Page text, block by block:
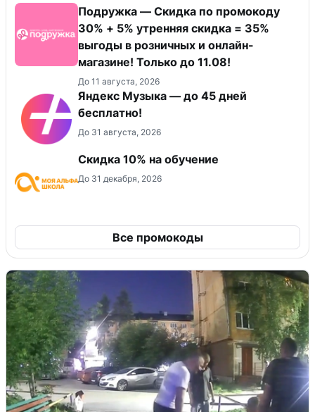
Подружка — Скидка по промокоду
30% + 5% утренняя скидка = 35%
выгоды в розничных и онлайн-
магазине! Только до 11.08!
До 11 августа, 2026
Яндекс Музыка — до 45 дней
бесплатно!
До 31 августа, 2026
Скидка 10% на обучение
До 31 декабря, 2026
Все промокоды